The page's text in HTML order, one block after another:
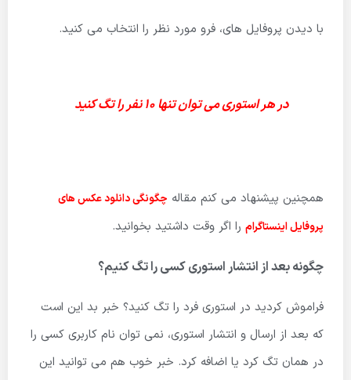
با دیدن پروفایل های، فرو مورد نظر را انتخاب می کنید.
در هر استوری می توان تنها 10 نفر را تگ کنید
همچنین پیشنهاد می کنم مقاله چگونگی دانلود عکس های
پروفایل اینستاگرام را اگر وقت داشتید بخوانید.
چگونه بعد از انتشار استوری کسی را تگ کنیم؟
فراموش کردید در استوری فرد را تگ کنید؟ خبر بد این است
که بعد از ارسال و انتشار استوری، نمی توان نام کاربری کسی را
در همان تگ کرد یا اضافه کرد. خبر خوب هم می توانید این